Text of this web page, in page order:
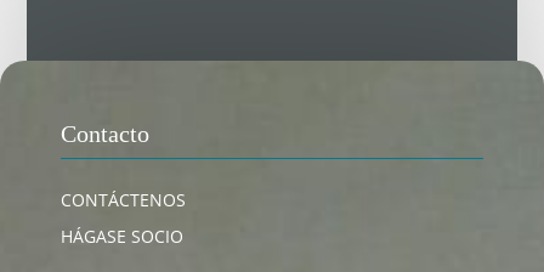
Contacto
CONTÁCTENOS
HÁGASE SOCIO